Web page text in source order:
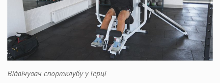
Відвічувач спортклубу у Герці